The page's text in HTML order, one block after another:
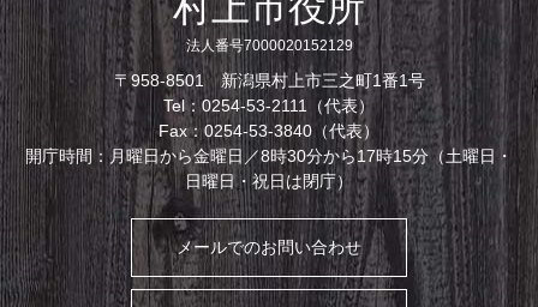
法人番号7000020152129
〒958-8501 新潟県村上市三之町1番1号
Tel：0254-53-2111（代表）
Fax：0254-53-3840（代表）
開庁時間：月曜日から金曜日／8時30分から17時15分（土曜日・
日曜日・祝日は閉庁）
メールでのお問い合わせ